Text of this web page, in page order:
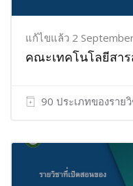
แก้ไขแล้ว 2
คณะเทคโนโลยีสา
90 ประเภทของราย